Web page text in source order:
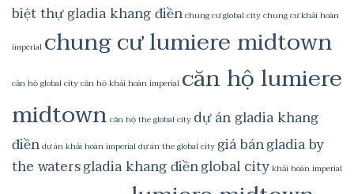
biệt thự gladia khang điềnchung cư global citychung cư khải hoàn
imperial chung cư lumiere midtown
căn hộ global citycăn hộ khải hoàn imperial căn hộ lumiere
midtown căn hộ the global city dự án gladia khang
điềndự án khải hoàn imperialdự án the global city giá bángladia by
the watersgladia khang điềnglobal citykhải hoàn imperial